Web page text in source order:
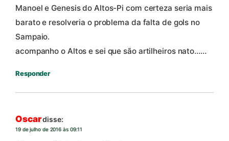
Manoel e Genesis do Altos-Pi com certeza seria mais
barato e resolveria o problema da falta de gols no
Sampaio.
acompanho o Altos e sei que são artilheiros nato……
Responder
Oscardisse:
19 de julho de 2016 às 09:11